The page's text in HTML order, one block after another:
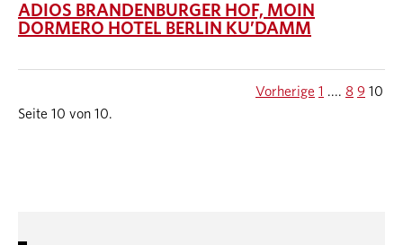
ADIOS BRANDENBURGER HOF, MOIN
DORMERO HOTEL BERLIN KU’DAMM
Seite 10 von 10.
Vorherige 1 .... 8 9 10